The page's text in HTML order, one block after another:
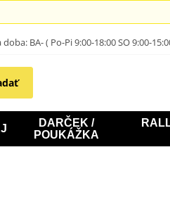
BA- ( Po-Pi 9:00-18:00 SO 9:00-
DARČEK /
POUKÁŽKA